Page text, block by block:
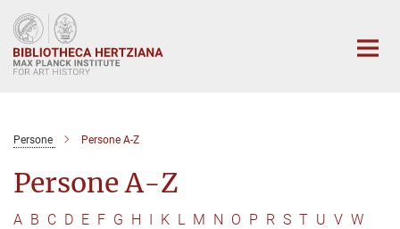
Main-
Content
Persone Persone A-Z
Persone A-Z
A B C D E F G H I K L M N O P R S T U V W